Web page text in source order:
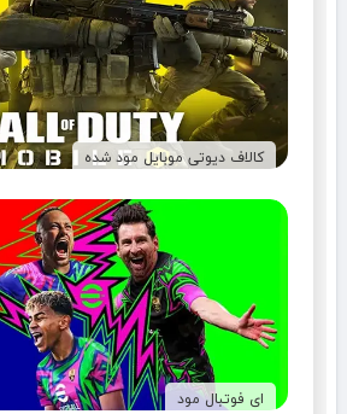
کالاف دیوتی موبایل مود شده
ای فوتبال مود